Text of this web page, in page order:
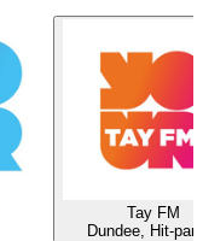
Tay FM
Dundee, Hit-